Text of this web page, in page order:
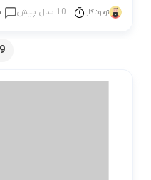
تویوتاکار 10 سال پیش
9